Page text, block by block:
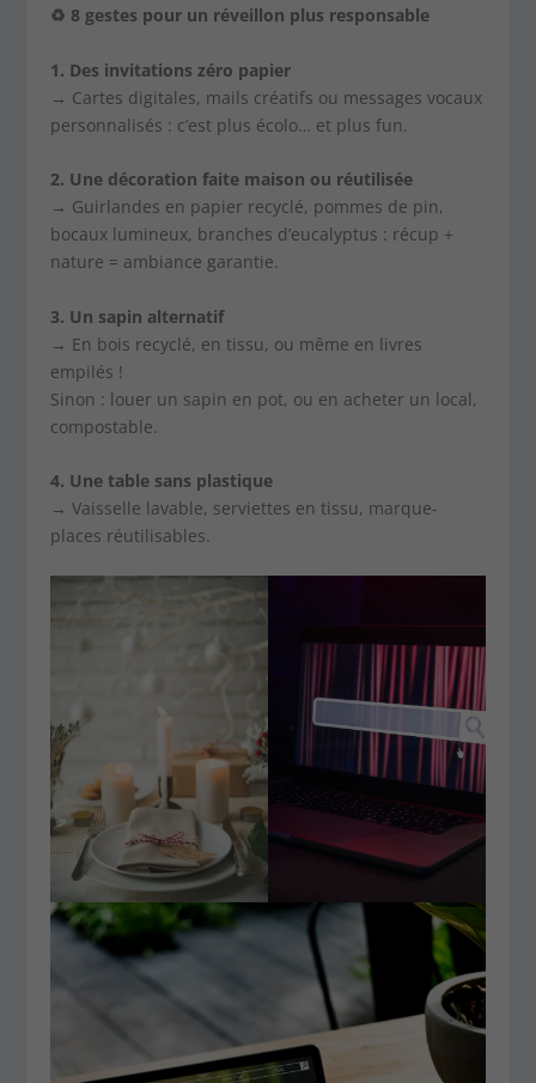
♻️ 8 gestes pour un réveillon plus responsable
1. Des invitations zéro papier
→ Cartes digitales, mails créatifs ou messages vocaux
personnalisés : c’est plus écolo… et plus fun.
2. Une décoration faite maison ou réutilisée
→ Guirlandes en papier recyclé, pommes de pin,
bocaux lumineux, branches d’eucalyptus : récup +
nature = ambiance garantie.
3. Un sapin alternatif
→ En bois recyclé, en tissu, ou même en livres
empilés !
Sinon : louer un sapin en pot, ou en acheter un local,
compostable.
4. Une table sans plastique
→ Vaisselle lavable, serviettes en tissu, marque-
places réutilisables.